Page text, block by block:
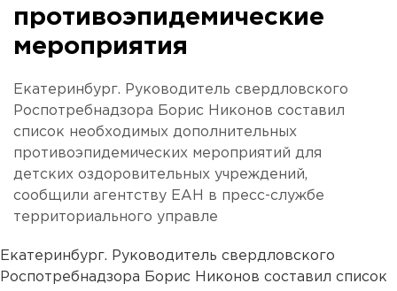
противоэпидемические
мероприятия
Екатеринбург. Руководитель свердловского
Роспотребнадзора Борис Никонов составил
список необходимых дополнительных
противоэпидемических мероприятий для
детских оздоровительных учреждений,
сообщили агентству ЕАН в пресс-службе
территориального управле
Екатеринбург. Руководитель свердловского
Роспотребнадзора Борис Никонов составил список